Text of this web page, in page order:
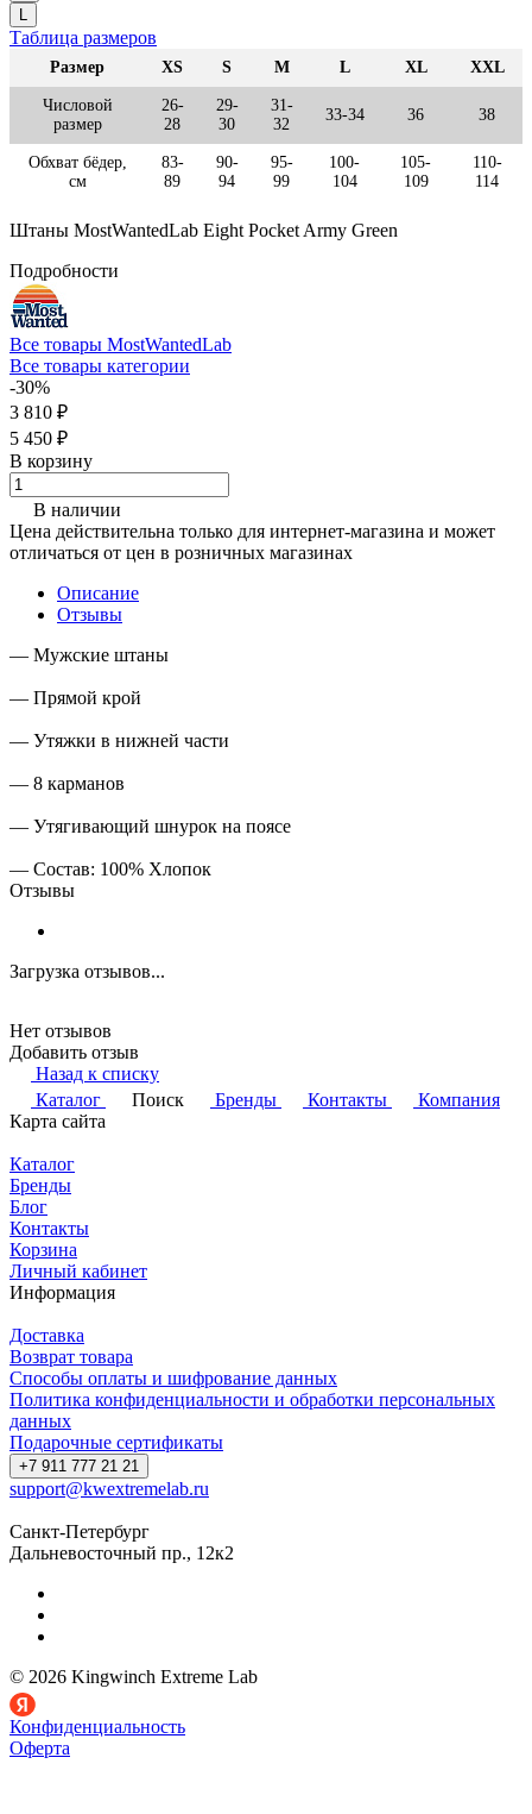
Таблица размеров
Размер XS S M L XL XXL
Числовой
размер
26-
28
29-
30
31-
32
33-34 36 38
Обхват бёдер,
см
83-
89
90-
94
95-
99
100-
104
105-
109
110-
114
Штаны MostWantedLab Eight Pocket Army Green
Подробности
Все товары MostWantedLab
Все товары категории
-30%
3 810 ₽
5 450 ₽
В корзину
В наличии
Цена действительна только для интернет-магазина и может
отличаться от цен в розничных магазинах
Описание
Отзывы
— Мужские штаны
— Прямой крой
— Утяжки в нижней части
— 8 карманов
— Утягивающий шнурок на поясе
— Состав: 100% Хлопок
Отзывы
Загрузка отзывов...
Нет отзывов
Добавить отзыв
Назад к списку
Каталог
Поиск Бренды Контакты
Компания
Карта сайта
Каталог
Бренды
Блог
Контакты
Корзина
Личный кабинет
Информация
Доставка
Возврат товара
Способы оплаты и шифрование данных
Политика конфиденциальности и обработки персональных
данных
Подарочные сертификаты
+7 911 777 21 21
support@kwextremelab.ru
Санкт-Петербург
Дальневосточный пр., 12к2
© 2026 Kingwinch Extreme Lab
Конфиденциальность
Оферта